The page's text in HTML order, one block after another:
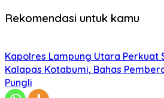
Rekomendasi untuk kamu
Kapolres Lampung Utara Perkuat
Kalapas Kotabumi, Bahas
Pungli